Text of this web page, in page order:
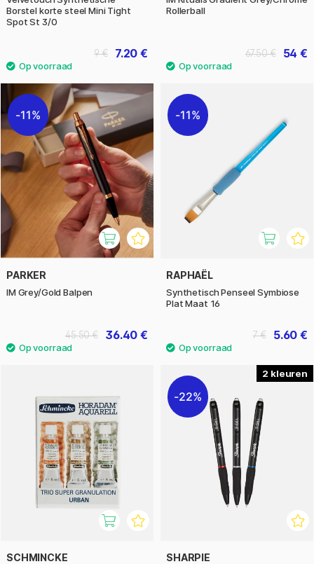
Borstel korte steel Mini Tight
Spot St 3/0
7.20 €
9 €
Rollerball
54 €
67.50 €
11%
PARKER
IM Grey/Gold Balpen
36.40 €
45.50 €
11%
RAPHAËL
Synthetisch Penseel Symbiose
Plat Maat 16
5.60 €
7 €
SCHMINCKE
2
22%
SHARPIE